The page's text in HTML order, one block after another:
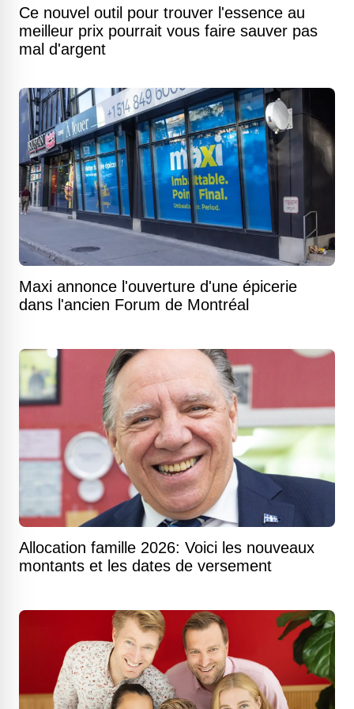
Ce nouvel outil pour trouver l'essence au
meilleur prix pourrait vous faire sauver pas
mal d'argent
Maxi annonce l'ouverture d'une épicerie
dans l'ancien Forum de Montréal
Allocation famille 2026: Voici les nouveaux
montants et les dates de versement